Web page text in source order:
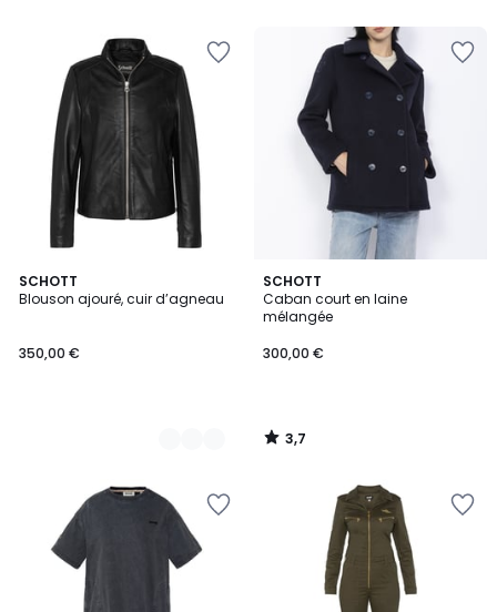
SCHOTT
Blouson ajouré, cuir d’agneau
350,00 €
2
Couleurs
SCHOTT
Caban court en laine
mélangée
300,00 €
3,7
/ 5
3,7
/